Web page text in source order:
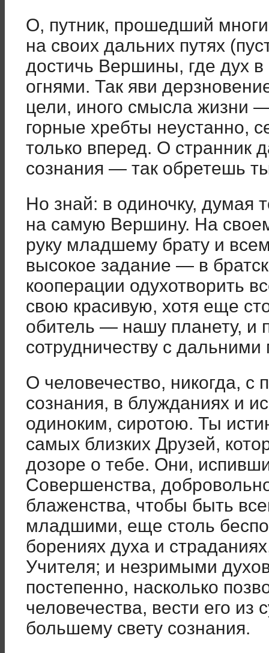
О, путник, прошедший
на своих дальних путях
достичь Вершины, где дух в
огнями. Так яви
цели, иного смысла жизни
горные хребты
только вперед. О странник
сознания — так обретешь
Но знай: в одиночку, думая
на самую Вершину. На
руку младшему брату и
высокое задание — в
кооперации одухотворить
свою красивую, хотя еще
обитель — нашу планету, и
сотрудничеству с
О человечество, никогда, с
сознания, в блужданиях и
одиноким, сиротою. Ты
самых близких Друзей,
дозоре о тебе. Они,
Совершенства,
блаженства, чтобы быть
младшими, еще столь
борениях духа и
Учителя; и незримыми
постепенно, насколько
человечества, вести его из
большему свету сознания.